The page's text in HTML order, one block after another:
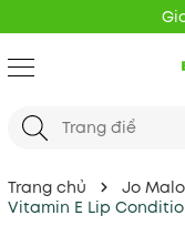
Trang chủ Jo
Vitamin E Lip